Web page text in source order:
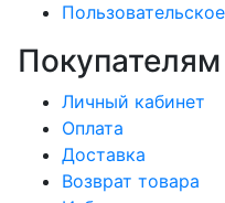
Покупателям
Личный кабинет
Оплата
Доставка
Возврат товара